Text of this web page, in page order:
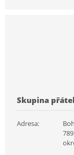
Skupina
Adresa: